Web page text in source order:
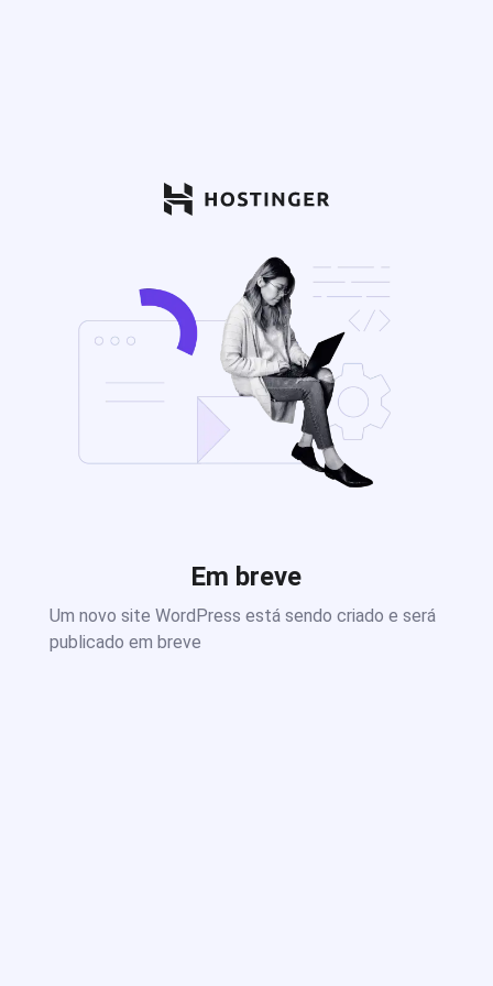
Em breve
Um novo site WordPress está sendo criado e será
publicado em breve